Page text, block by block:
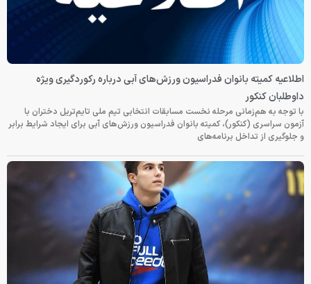
اطلاعیه کمیته بانوان فدراسیون ورزش‌های آبی درباره رکوردگیری ویژه
داوطلبان کنکور
با توجه به هم‌زمانی مرحله نخست مسابقات انتخابی تیم ملی تایم‌تریل دختران با
آزمون سراسری (کنکور)، کمیته بانوان فدراسیون ورزش‌های آبی برای ایجاد شرایط برابر
و جلوگیری از تداخل برنامه‌های